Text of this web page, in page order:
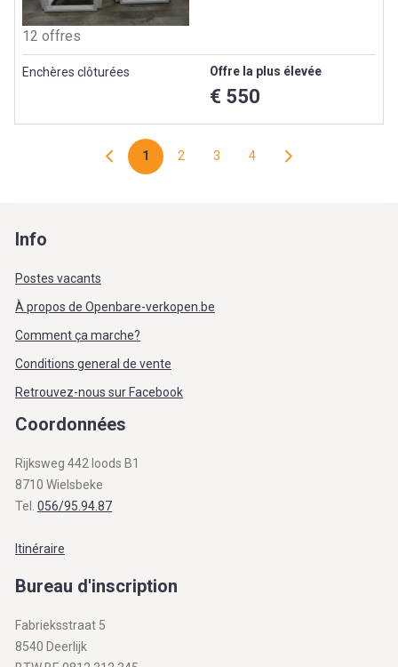
12 offres
Enchères clôturées Offre la plus élevée
€ 550
1 2 3 4
Info
Postes vacants
À propos de Openbare-verkopen.be
Comment ça marche?
Conditions general de vente
Retrouvez-nous sur Facebook
Coordonnées
Rijksweg 442 loods B1
8710 Wielsbeke
Tel.
056/95.94.87
Itinéraire
Bureau d'inscription
Fabrieksstraat 5
8540 Deerlijk